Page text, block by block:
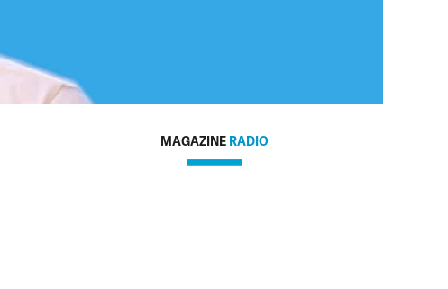
MAGAZINE RADIO